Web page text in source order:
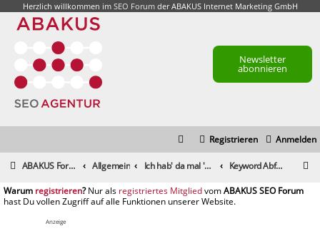
Herzlich willkommen im SEO Forumder ABAKUS Internet Marketing GmbH
Newsletter
abonnieren
Anmelden
Registrieren
ABAKUS Foren-Übersicht Allgemein Ich hab' da mal 'ne Frage Keyword Abfall von Platz 3 auf Platz 48
registrieren registriertes Mitglied
Anzeige